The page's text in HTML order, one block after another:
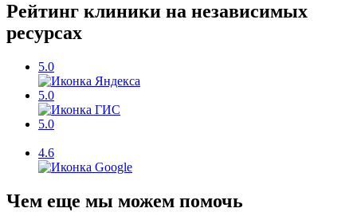
Рейтинг клиники на независимых
ресурсах
5.0
5.0
5.0
4.6
Чем еще мы можем помочь